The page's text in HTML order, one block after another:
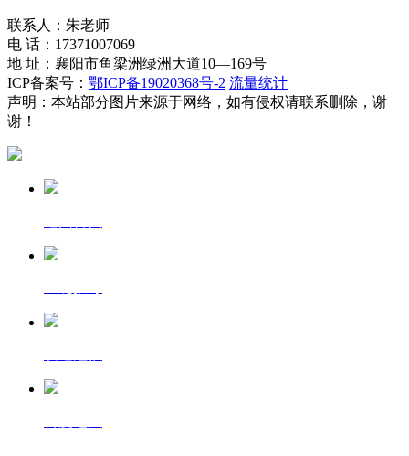
联系人：朱老师
电 话：17371007069
地 址：襄阳市鱼梁洲绿洲大道10—169号
ICP备案号： 鄂ICP备19020368号-2 流量统计
声明：本站部分图片来源于网络，如有侵权请联系删除，谢
谢！